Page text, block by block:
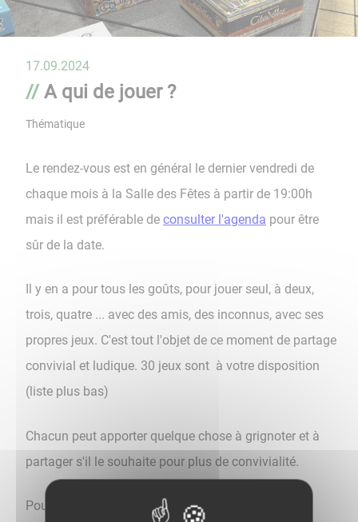
17.09.2024
A qui de jouer ?
Thématique
Le rendez-vous est en général le dernier vendredi de
chaque mois à la Salle des Fêtes à partir de 19:00h
mais il est préférable de consulter l'agenda pour être
sûr de la date.
Il y en a pour tous les goûts, pour jouer seul, à deux,
trois, quatre ... avec des amis, des inconnus, avec ses
propres jeux. C'est tout l'objet de ce moment de partage
convivial et ludique. 30 jeux sont à votre disposition
(liste plus bas)
Chacun peut apporter quelque chose à grignoter et à
partager s'il le souhaite pour plus de convivialité.
Pour rappel ce partage de jeux est un des 3 projets